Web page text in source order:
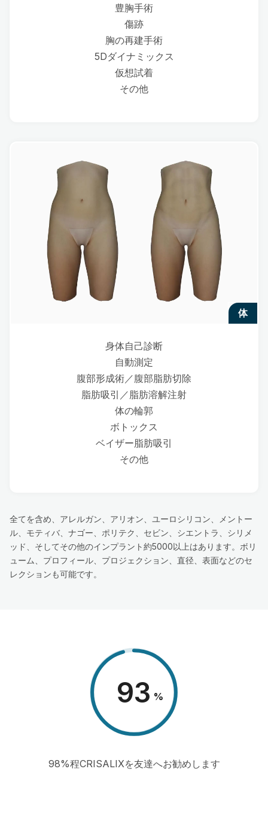
豊胸手術
傷跡
胸の再建手術
5Dダイナミックス
仮想試着
その他
体
身体自己診断
自動測定
腹部形成術／腹部脂肪切除
脂肪吸引／脂肪溶解注射
体の輪郭
ボトックス
ベイザー脂肪吸引
その他
全てを含め、アレルガン、アリオン、ユーロシリコン、メントー
ル、モティバ、ナゴー、ポリテク、セビン、シエントラ、シリメ
ッド、そしてその他のインプラント約5000以上はあります。ボリ
ューム、プロフィール、プロジェクション、直径、表面などのセ
レクションも可能です。
98 %
98%程CRISALIXを友達へお勧めします